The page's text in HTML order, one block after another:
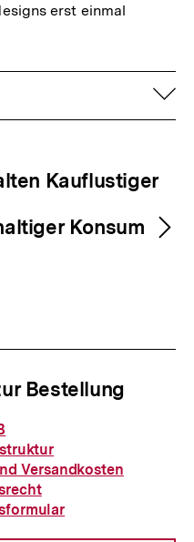
erst einmal
Kauflustiger
Konsum
Bestellung
Versandkosten